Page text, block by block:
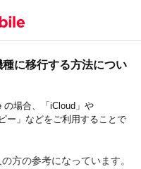
に移行する方法につい
の場合、「iCloud」や
ー」などをご利用することで
の方の参考になっています。